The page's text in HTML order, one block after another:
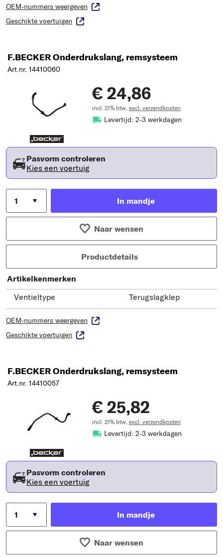
OEM-nummers weergeven
Geschikte voertuigen
F.BECKER Onderdrukslang, remsysteem
Art.nr. 14410060
€ 24,86
incl. 21% btw, excl. verzendkosten
Levertijd: 2-3 werkdagen
Pasvorm controleren
Kies een voertuig
In mandje
Naar wensen
Productdetails
Artikelkenmerken
Ventieltype
Terugslagklep
OEM-nummers weergeven
Geschikte voertuigen
F.BECKER Onderdrukslang, remsysteem
Art.nr. 14410057
€ 25,82
incl. 21% btw, excl. verzendkosten
Levertijd: 2-3 werkdagen
Pasvorm controleren
Kies een voertuig
In mandje
Naar wensen